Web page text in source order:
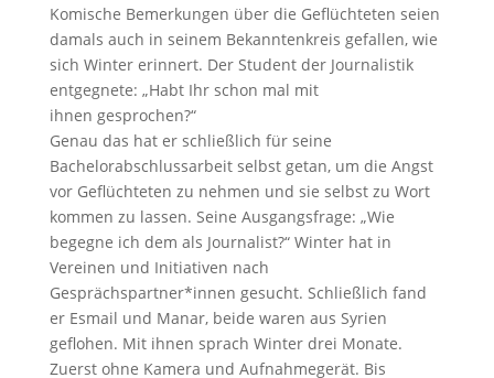
Komische Bemerkungen über die Geflüchteten seien
damals auch in seinem Bekanntenkreis gefallen, wie
sich Winter erinnert. Der Student der Journalistik
entgegnete: „Habt Ihr schon mal mit
ihnen gesprochen?“
Genau das hat er schließlich für seine
Bachelorabschlussarbeit selbst getan, um die Angst
vor Geflüchteten zu nehmen und sie selbst zu Wort
kommen zu lassen. Seine Ausgangsfrage: „Wie
begegne ich dem als Journalist?“ Winter hat in
Vereinen und Initiativen nach
Gesprächspartner*innen gesucht. Schließlich fand
er Esmail und Manar, beide waren aus Syrien
geflohen. Mit ihnen sprach Winter drei Monate.
Zuerst ohne Kamera und Aufnahmegerät. Bis